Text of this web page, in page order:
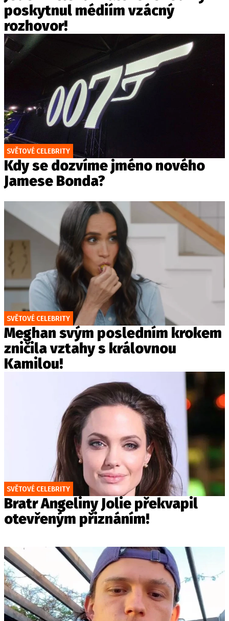
poskytnul médiím vzácný
rozhovor!
SVĚTOVÉ CELEBRITY
Kdy se dozvíme jméno nového
Jamese Bonda?
SVĚTOVÉ CELEBRITY
Meghan svým posledním krokem
zničila vztahy s královnou
Kamilou!
SVĚTOVÉ CELEBRITY
Bratr Angeliny Jolie překvapil
otevřeným přiznáním!